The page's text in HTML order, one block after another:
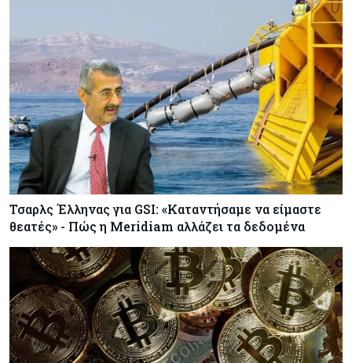
Τσαρλς Έλληνας για GSI: «Καταντήσαμε να είμαστε
θεατές» - Πώς η Meridiam αλλάζει τα δεδομένα